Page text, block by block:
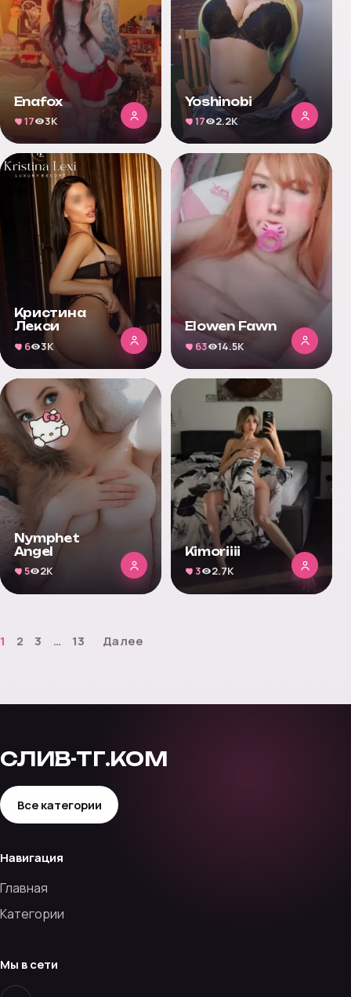
Enafox
17
3K
Yoshinobi
17
2.2K
Кристина
Лекси
6
3K
Elowen Fawn
63
14.5K
Nymphet
Angel
5
2K
Kimoriiii
3
2.7K
1 2 3 … 13 Далее
СЛИВ-ТГ.КОМ
Все категории
Навигация
Главная
Категории
Мы в сети